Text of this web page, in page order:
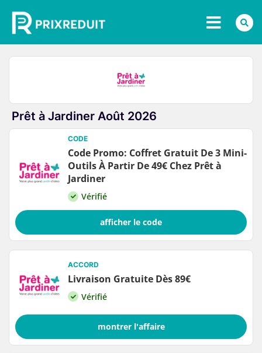
Prêt à Jardiner Août 2026
CODE
Code Promo: Coffret Gratuit De 3 Mini-
Outils À Partir De 49€ Chez Prêt à
Jardiner
Vérifié
afficher le code
ACCORD
Livraison Gratuite Dès 89€
Vérifié
montrer l'affaire